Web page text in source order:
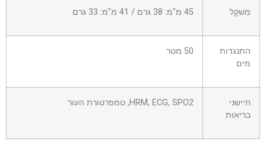
מִשׁקָל 45 מ"מ: 38 גרם / 41 מ"מ: 33 גרם
התנגדות
מים
50 מטר
חיישני
בריאות
HRM, ECG, SPO2, טמפרטורת העור